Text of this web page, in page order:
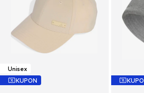
Unisex
KUPON